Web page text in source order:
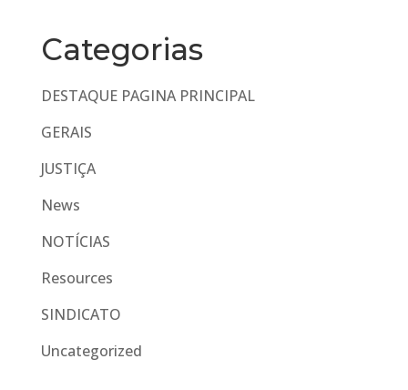
Categorias
DESTAQUE PAGINA PRINCIPAL
GERAIS
JUSTIÇA
News
NOTÍCIAS
Resources
SINDICATO
Uncategorized